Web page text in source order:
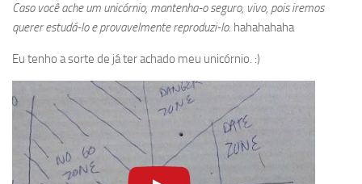
Caso você ache um unicórnio, mantenha-o seguro, vivo, pois iremos
querer estudá-lo e provavelmente reproduzi-lo. hahahahaha
Eu tenho a sorte de já ter achado meu unicórnio. :)